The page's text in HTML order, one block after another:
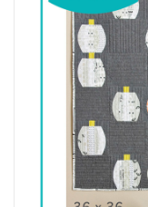
Laatste Kans
Cadeaubonnen
Nanno Blog